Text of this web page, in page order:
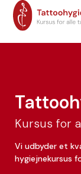
Sally
Kursus for
Vi udbyder et
hygiejnekursus